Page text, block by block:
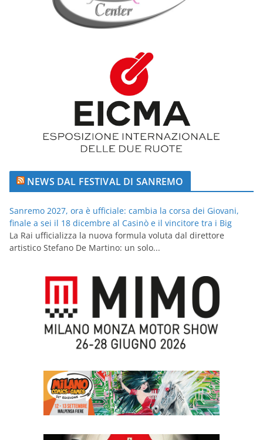
NEWS DAL FESTIVAL DI SANREMO
Sanremo 2027, ora è ufficiale: cambia la corsa dei Giovani,
finale a sei il 18 dicembre al Casinò e il vincitore tra i Big
La Rai ufficializza la nuova formula voluta dal direttore
artistico Stefano De Martino: un solo...